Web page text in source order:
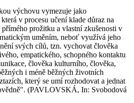
výchovu vymezuje jako
v procesu učení klade důraz na
prožitku a vlastní zkušenosti v
uměním, neboť využívá jeho
svých cílů, tzn. vychovat člověka
empatického, schopného kontaktu
člověka kulturního, člověka,
i méně běžných životních
který se umí rozhodovat a jednat
(PAVLOVSKÁ, In: Svobodová